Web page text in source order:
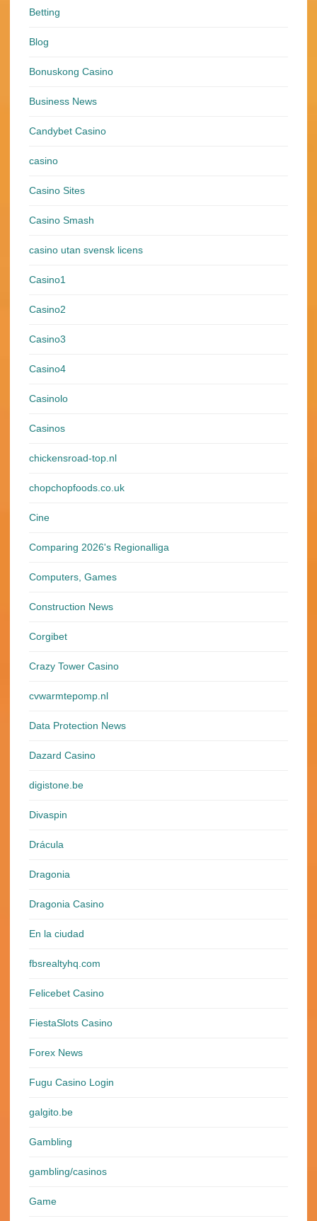
Betting
Blog
Bonuskong Casino
Business News
Candybet Casino
casino
Casino Sites
Casino Smash
casino utan svensk licens
Casino1
Casino2
Casino3
Casino4
Casinolo
Casinos
chickensroad-top.nl
chopchopfoods.co.uk
Cine
Comparing 2026's Regionalliga
Computers, Games
Construction News
Corgibet
Crazy Tower Сasino
cvwarmtepomp.nl
Data Protection News
Dazard Casino
digistone.be
Divaspin
Drácula
Dragonia
Dragonia Casino
En la ciudad
fbsrealtyhq.com
Felicebet Casino
FiestaSlots Casino
Forex News
Fugu Casino Login
galgito.be
Gambling
gambling/casinos
Game